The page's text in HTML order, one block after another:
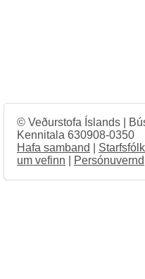
© Veðurstofa Íslands |
Kennitala 630908-0350
Hafa samband
Starfsfólk
um vefinn
Persónuvernd